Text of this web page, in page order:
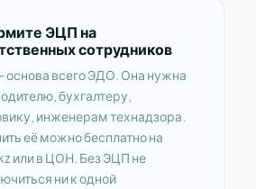
ЭЦП на
сотрудников
всего ЭДО. Она нужна
бухгалтеру,
инженерам технадзора.
её можно бесплатно на
или в ЦОН. Без ЭЦП не
ни к одной